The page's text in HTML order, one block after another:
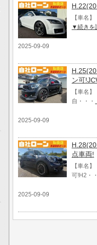
【車名
▼続きを
2025-09-09
ン可
【車名
自・・・
2025-09-09
点車両!
【車名
可!H2・
2025-09-09